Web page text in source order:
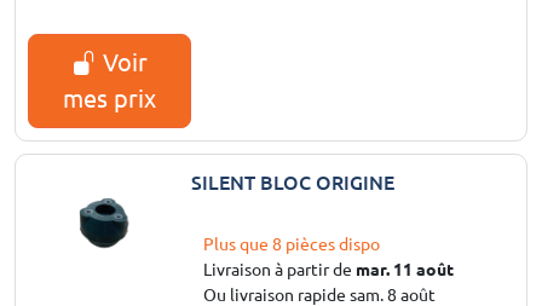
Voir
mes prix
SILENT BLOC ORIGINE
Plus que 8 pièces dispo
Livraison à partir de mar. 11 août
Ou livraison rapide sam. 8 août